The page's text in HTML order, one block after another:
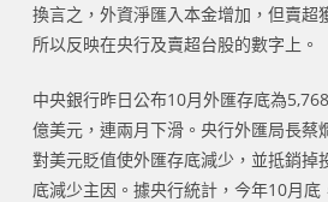
換言之，外資淨匯入本金增加，但賣超
所以反映在央行及賣超台股的數字上。
中央銀行昨日公布10月外匯存底為
億美元，連兩月下滑。央行外匯局長蔡
對美元貶值使外匯存底減少，並抵銷掉
底減少主因。據央行統計，今年10月